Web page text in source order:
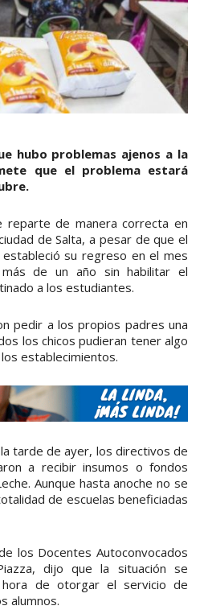
hubo problemas ajenos a la
que el problema estará
reparte de manera correcta en
de Salta, a pesar de que el
su regreso en el mes
de un año sin habilitar el
a los estudiantes.
pedir a los propios padres una
los chicos pudieran tener algo
establecimientos.
tarde de ayer, los directivos de
a recibir insumos o fondos
Aunque hasta anoche no se
de escuelas beneficiadas
los Docentes Autoconvocados
dijo que la situación se
de otorgar el servicio de
alumnos.